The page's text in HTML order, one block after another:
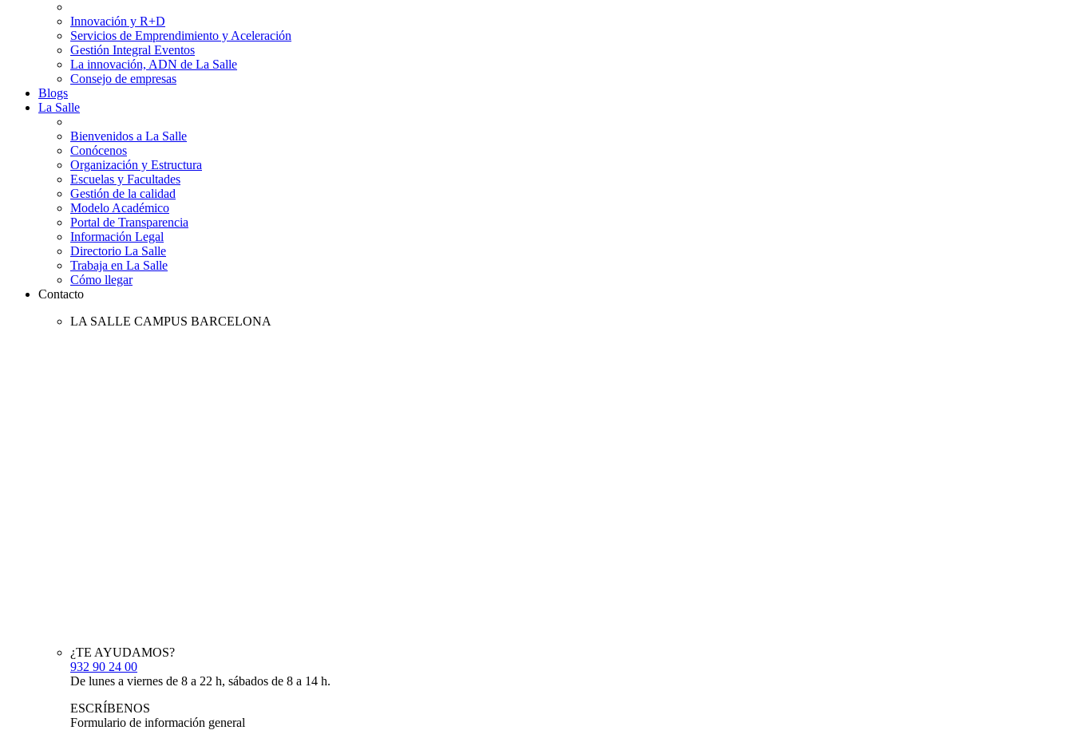
Innovación y R+D
Servicios de Emprendimiento y Aceleración
Gestión Integral Eventos
La innovación, ADN de La Salle
Consejo de empresas
Blogs
La Salle
Bienvenidos a La Salle
Conócenos
Organización y Estructura
Escuelas y Facultades
Gestión de la calidad
Modelo Académico
Portal de Transparencia
Información Legal
Directorio La Salle
Trabaja en La Salle
Cómo llegar
Contacto
LA SALLE CAMPUS BARCELONA
¿TE AYUDAMOS?
932 90 24 00
De lunes a viernes de 8 a 22 h, sábados de 8 a 14 h.
ESCRÍBENOS
Formulario de información general